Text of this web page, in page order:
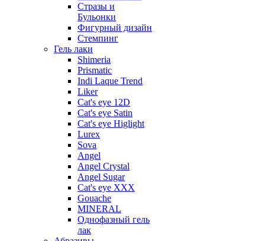
Стразы и
Бульонки
Фигурный дизайн
Стемпинг
Гель лаки
Shimeria
Prismatic
Indi Laque Trend
Liker
Cat's eye 12D
Cat's eye Satin
Cat's eye Higlight
Lurex
Sova
Angel
Angel Crystal
Angel Sugar
Cat's eye XXX
Gouache
MINERAL
Однофазный гель
лак